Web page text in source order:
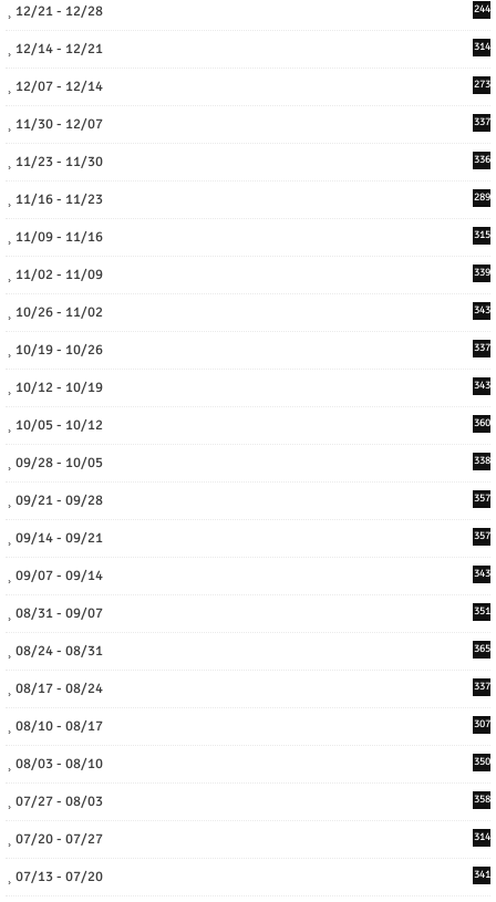
12/21 - 12/28 244
12/14 - 12/21 314
12/07 - 12/14 273
11/30 - 12/07 337
11/23 - 11/30 336
11/16 - 11/23 289
11/09 - 11/16 315
11/02 - 11/09 339
10/26 - 11/02 343
10/19 - 10/26 337
10/12 - 10/19 343
10/05 - 10/12 360
09/28 - 10/05 338
09/21 - 09/28 357
09/14 - 09/21 357
09/07 - 09/14 343
08/31 - 09/07 351
08/24 - 08/31 365
08/17 - 08/24 337
08/10 - 08/17 307
08/03 - 08/10 350
07/27 - 08/03 358
07/20 - 07/27 314
07/13 - 07/20 341